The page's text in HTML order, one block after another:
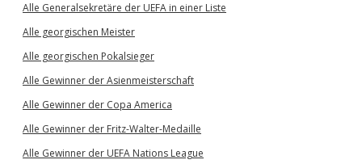
Alle Generalsekretäre der UEFA in einer Liste
Alle georgischen Meister
Alle georgischen Pokalsieger
Alle Gewinner der Asienmeisterschaft
Alle Gewinner der Copa America
Alle Gewinner der Fritz-Walter-Medaille
Alle Gewinner der UEFA Nations League